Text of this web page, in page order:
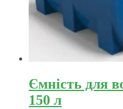
Ємність для
150 л